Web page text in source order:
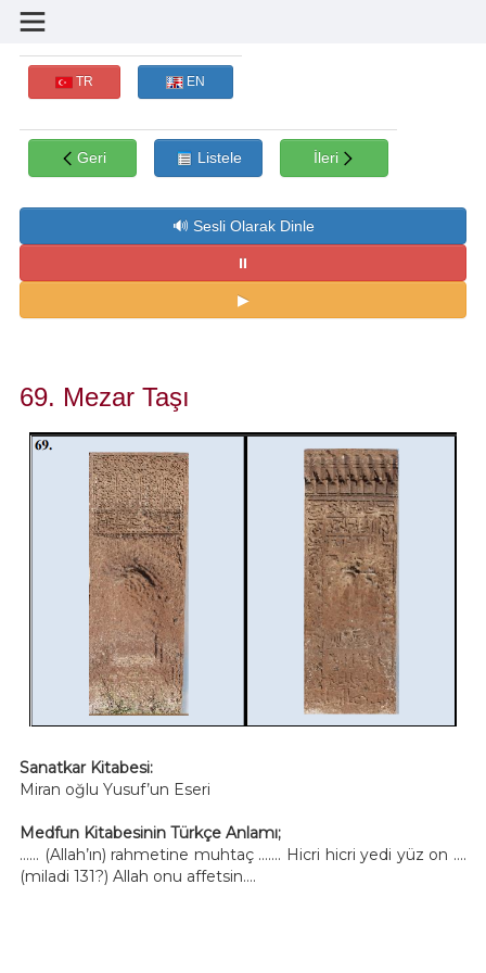
TR EN
Geri Listele İleri
69. Mezar Taşı
Sanatkar Kitabesi:
Miran oğlu Yusuf’un Eseri
Medfun Kitabesinin Türkçe Anlamı;
…… (Allah’ın) rahmetine muhtaç ……. Hicri hicri yedi yüz on ….
(miladi 131?) Allah onu affetsin….